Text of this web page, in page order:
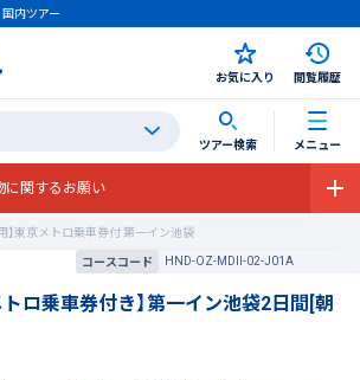
内ツアー
お気に入り 閲覧履歴
ツアー検索 メニュー
に関するお願い
】東京メトロ乗車券付 第一イン池袋
コースコード
HND-OZ-MDII-02-J01A
トロ乗車券付き】第一イン池袋2日間[朝